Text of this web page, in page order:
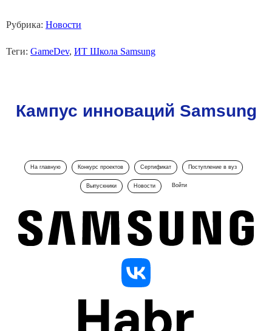
Рубрика: Новости
Теги: GameDev, ИТ Школа Samsung
Кампус инноваций Samsung
На главную Конкурс проектов Сертификат Поступление в вуз
Выпускники Новости Войти